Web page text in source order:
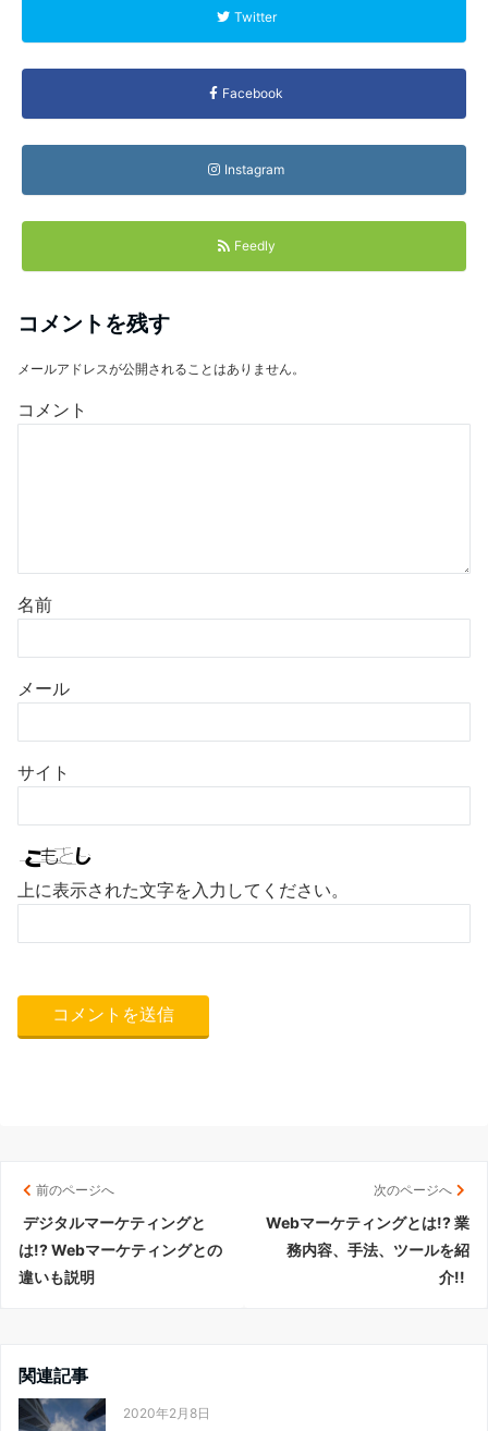
Twitter
Facebook
Instagram
Feedly
コメントを残す
メールアドレスが公開されることはありません。
コメント
名前
メール
サイト
上に表示された文字を入力してください。
前のページへ
デジタルマーケティングと
は!? Webマーケティングとの
違いも説明
次のページへ
Webマーケティングとは!? 業
務内容、手法、ツールを紹
介!!
関連記事
2020年2月8日